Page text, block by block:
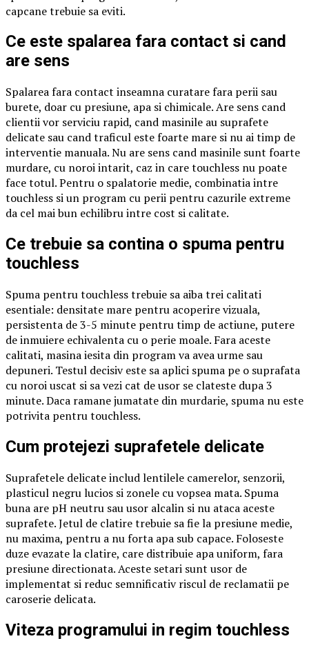
capcane trebuie sa eviti.
Ce este spalarea fara contact si cand
are sens
Spalarea fara contact inseamna curatare fara perii sau
burete, doar cu presiune, apa si chimicale. Are sens cand
clientii vor serviciu rapid, cand masinile au suprafete
delicate sau cand traficul este foarte mare si nu ai timp de
interventie manuala. Nu are sens cand masinile sunt foarte
murdare, cu noroi intarit, caz in care touchless nu poate
face totul. Pentru o spalatorie medie, combinatia intre
touchless si un program cu perii pentru cazurile extreme
da cel mai bun echilibru intre cost si calitate.
Ce trebuie sa contina o spuma pentru
touchless
Spuma pentru touchless trebuie sa aiba trei calitati
esentiale: densitate mare pentru acoperire vizuala,
persistenta de 3-5 minute pentru timp de actiune, putere
de inmuiere echivalenta cu o perie moale. Fara aceste
calitati, masina iesita din program va avea urme sau
depuneri. Testul decisiv este sa aplici spuma pe o suprafata
cu noroi uscat si sa vezi cat de usor se clateste dupa 3
minute. Daca ramane jumatate din murdarie, spuma nu este
potrivita pentru touchless.
Cum protejezi suprafetele delicate
Suprafetele delicate includ lentilele camerelor, senzorii,
plasticul negru lucios si zonele cu vopsea mata. Spuma
buna are pH neutru sau usor alcalin si nu ataca aceste
suprafete. Jetul de clatire trebuie sa fie la presiune medie,
nu maxima, pentru a nu forta apa sub capace. Foloseste
duze evazate la clatire, care distribuie apa uniform, fara
presiune directionata. Aceste setari sunt usor de
implementat si reduc semnificativ riscul de reclamatii pe
caroserie delicata.
Viteza programului in regim touchless